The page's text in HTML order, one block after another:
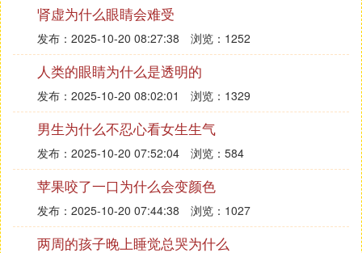
肾虚为什么眼睛会难受
发布：2025-10-20 08:27:38 浏览：1252
人类的眼睛为什么是透明的
发布：2025-10-20 08:02:01 浏览：1329
男生为什么不忍心看女生生气
发布：2025-10-20 07:52:04 浏览：584
苹果咬了一口为什么会变颜色
发布：2025-10-20 07:44:38 浏览：1027
两周的孩子晚上睡觉总哭为什么